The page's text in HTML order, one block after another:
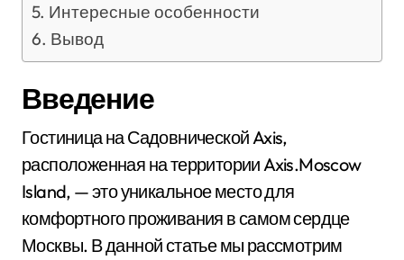
Интересные особенности
Вывод
Введение
Гостиница на Садовнической Axis,
расположенная на территории Axis.Moscow
Island, — это уникальное место для
комфортного проживания в самом сердце
Москвы. В данной статье мы рассмотрим